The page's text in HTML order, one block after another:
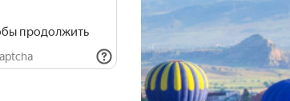
продолжить